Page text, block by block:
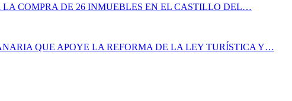
COMPRA DE 26 INMUEBLES EN EL CASTILLO DEL…
QUE APOYE LA REFORMA DE LA LEY TURÍSTICA Y…